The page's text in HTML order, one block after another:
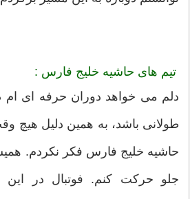
تیم های حاشیه خلیج فارس :
دلم می خواهد دوران حرفه ای ام
طولانی باشد، به همین دلیل هیچ
حاشیه خلیج فارس فکر نکردم.
جلو حرکت کنم. فوتبال در این